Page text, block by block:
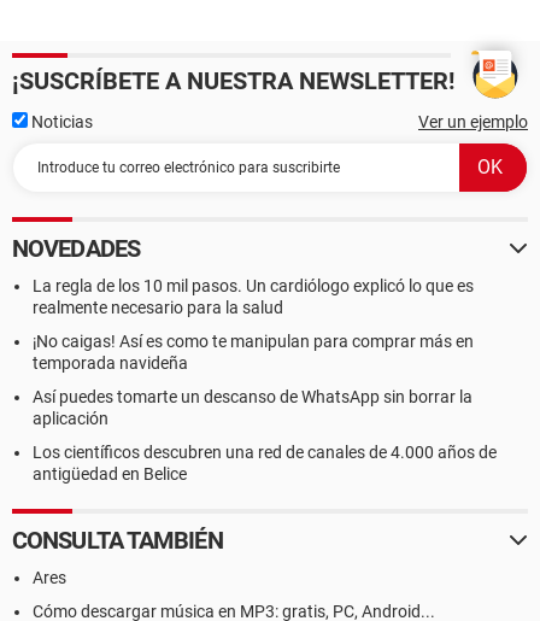
¡SUSCRÍBETE A NUESTRA NEWSLETTER!
Noticias Ver un ejemplo
NOVEDADES
La regla de los 10 mil pasos. Un cardiólogo explicó lo que es
realmente necesario para la salud
¡No caigas! Así es como te manipulan para comprar más en
temporada navideña
Así puedes tomarte un descanso de WhatsApp sin borrar la
aplicación
Los científicos descubren una red de canales de 4.000 años de
antigüedad en Belice
CONSULTA TAMBIÉN
Ares
Cómo descargar música en MP3: gratis, PC, Android...